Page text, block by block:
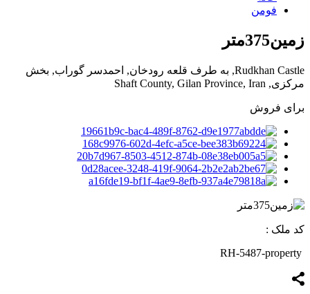
فومن
زمین375متر
Rudkhan Castle, به طرف قلعه رودخان, احمدسر گوراب, بخش
مرکزی, Shaft County, Gilan Province, Iran
برای فروش
کد ملک :